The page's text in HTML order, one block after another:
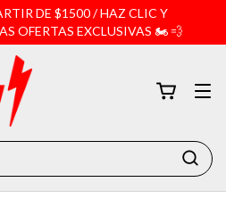
DE $1500 / HAZ CLIC Y
OFERTAS EXCLUSIVAS 🏍️ 💨